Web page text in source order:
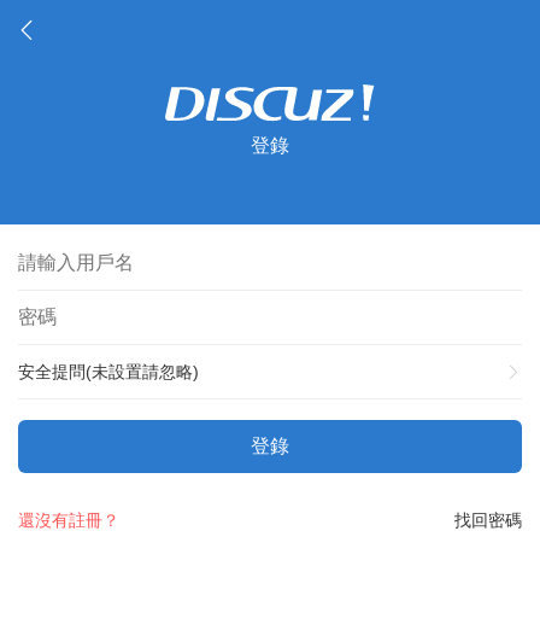
登錄
安全提問(未設置請忽略)
登錄
找回密碼
還沒有註冊？